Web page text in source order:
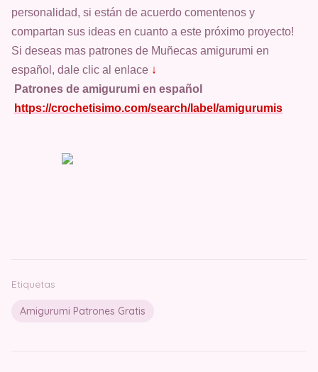
personalidad, si están de acuerdo comentenos y
compartan sus ideas en cuanto a este próximo proyecto!
Si deseas mas patrones de Muñecas amigurumi en
español, dale clic al enlace ↓
Patrones de amigurumi en español
https://crochetisimo.com/search/label/amigurumis
Etiquetas
Amigurumi Patrones Gratis